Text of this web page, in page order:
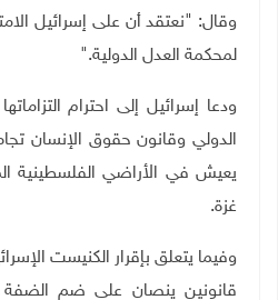
وقال: "نعتقد أن على إسرائيل
لمحكمة العدل الدولية".
ودعا إسرائيل إلى احترام
الدولي وقانون حقوق الإنسان
يعيش في الأراضي الفلسطينية
غزة.
وفيما يتعلق بإقرار الكنيست
قانونين ينصان على ضم الضفة